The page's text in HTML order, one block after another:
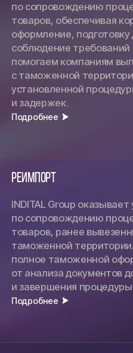
по сопровождению
товаров, обеспечивая
оформление,
соблюдение требований
помогаем компаниям
с таможенной
установленной
и задержек.
Подробнее
Реимпорт
INDITAL Group оказывает
по сопровождению
товаров, ранее
таможенной
полное таможенной
от анализа документов
и завершения процедуры
Подробнее